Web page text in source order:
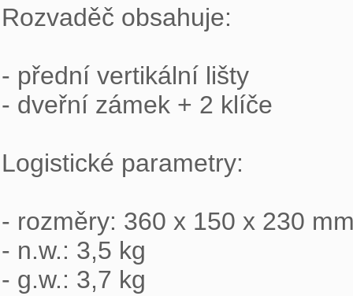
Rozvaděč obsahuje:
- přední vertikální lišty
- dveřní zámek + 2 klíče
Logistické parametry:
- rozměry: 360 x 150 x 230
- n.w.: 3,5 kg
- g.w.: 3,7 kg